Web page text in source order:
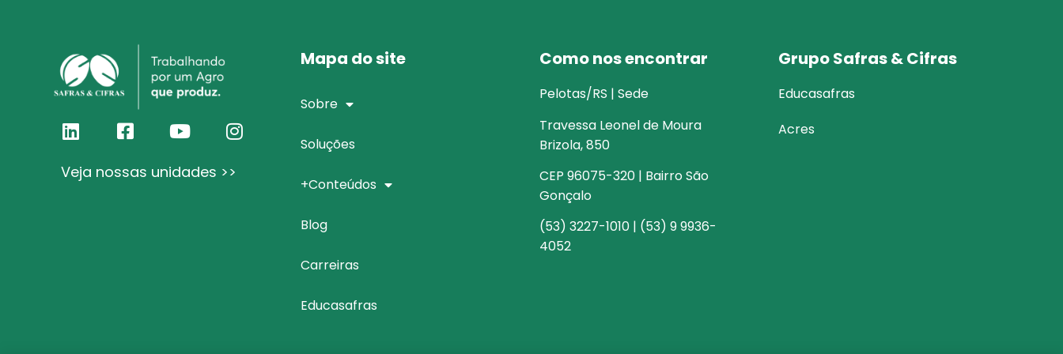
Veja nossas unidades >>
Mapa do site
Sobre
Soluções
+Conteúdos
Blog
Carreiras
Educasafras
Como nos encontrar
Pelotas/RS | Sede
Travessa Leonel de Moura
Brizola, 850
CEP 96075-320 | Bairro São
Gonçalo
(53) 3227-1010 | (53) 9 9936-
4052
Grupo Safras & Cifras
Educasafras
Acres